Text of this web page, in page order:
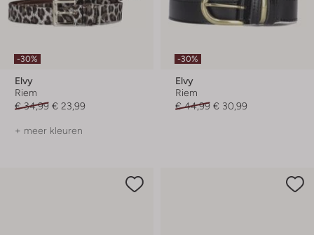
-30%
Elvy
Riem
€ 34,99 € 23,99
+ meer kleuren
-30%
Elvy
Riem
€ 44,99 € 30,99